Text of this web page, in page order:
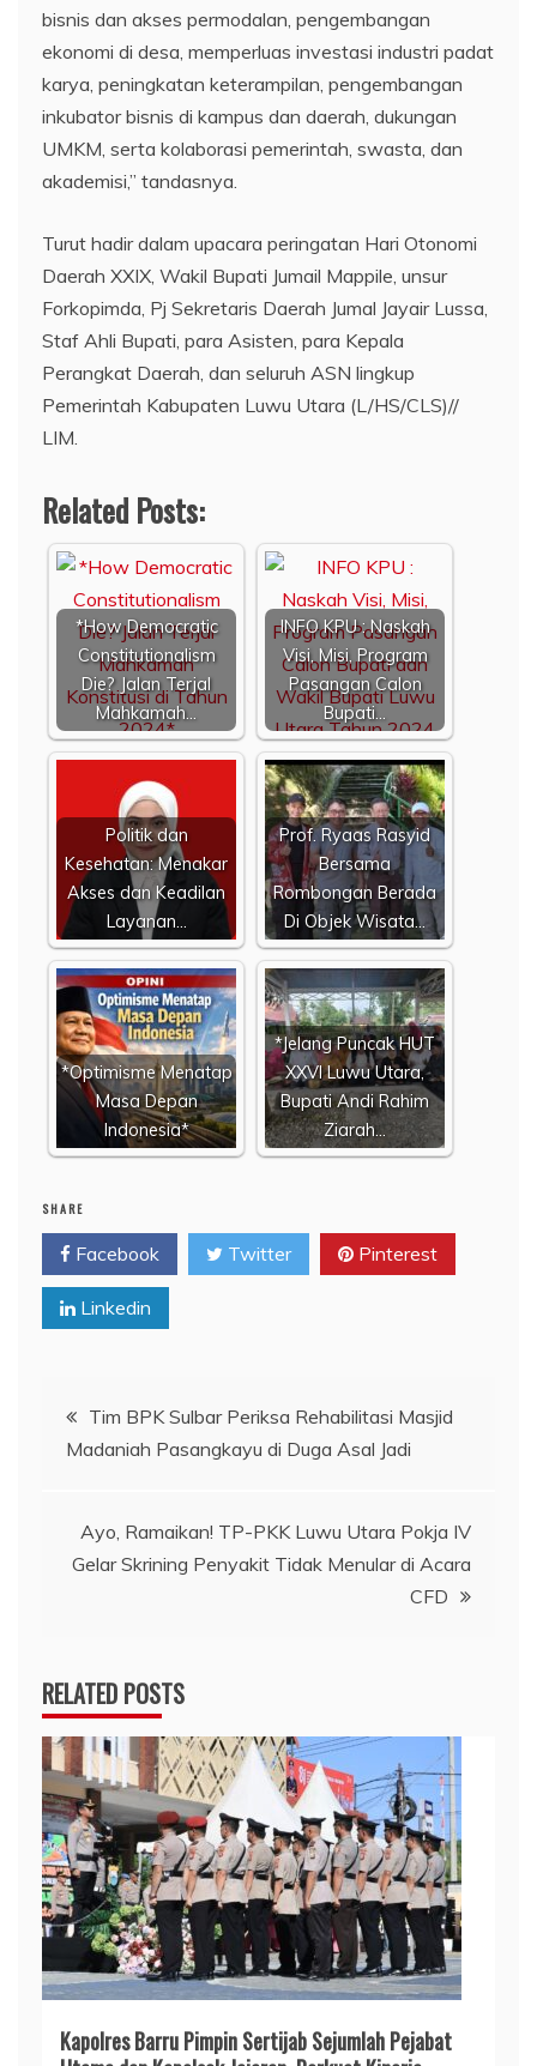
bisnis dan akses permodalan, pengembangan
ekonomi di desa, memperluas investasi industri padat
karya, peningkatan keterampilan, pengembangan
inkubator bisnis di kampus dan daerah, dukungan
UMKM, serta kolaborasi pemerintah, swasta, dan
akademisi,” tandasnya.
Turut hadir dalam upacara peringatan Hari Otonomi
Daerah XXIX, Wakil Bupati Jumail Mappile, unsur
Forkopimda, Pj Sekretaris Daerah Jumal Jayair Lussa,
Staf Ahli Bupati, para Asisten, para Kepala
Perangkat Daerah, dan seluruh ASN lingkup
Pemerintah Kabupaten Luwu Utara (L/HS/CLS)//
LIM.
Related Posts:
*How Democratic
Constitutionalism
Die? Jalan Terjal
Mahkamah…
INFO KPU : Naskah
Visi, Misi, Program
Pasangan Calon
Bupati…
Politik dan
Kesehatan: Menakar
Akses dan Keadilan
Layanan…
Prof. Ryaas Rasyid
Bersama
Rombongan Berada
Di Objek Wisata…
*Optimisme Menatap
Masa Depan
Indonesia*
*Jelang Puncak HUT
XXVI Luwu Utara,
Bupati Andi Rahim
Ziarah…
SHARE
Facebook Twitter Pinterest
Linkedin
Navigasi
pos
Tim BPK Sulbar Periksa Rehabilitasi Masjid
Madaniah Pasangkayu di Duga Asal Jadi
Ayo, Ramaikan! TP-PKK Luwu Utara Pokja IV
Gelar Skrining Penyakit Tidak Menular di Acara
CFD
RELATED POSTS
Kapolres Barru Pimpin Sertijab Sejumlah Pejabat